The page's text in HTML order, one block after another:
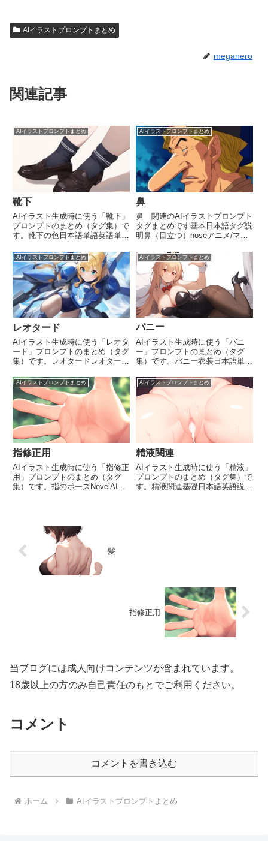
AIイラストプロンプトまとめ
meganero
関連記事
AIイラストプロンプトまとめ
靴下
AIイラスト生成時に使う「靴下」
プロンプトのまとめ（タグ集）で
す。靴下の色日本語単語英語単語
下赤い靴下red socks赤色の靴下
オレンジ色の靴下orange socksオ
レンジ色の靴下黄色い靴下ye...
AIイラストプロンプトまとめ
鼻
鼻 関連のAIイラストプロンプト
タグまとめです基本日本語タグ説
明鼻（目立つ）noseアニメ/マン
り描く（リアル寄り・存在感強
め）点鼻dot nose小さな点で鼻を
描く（アニメの超定番・最も一般
的）鼻なしno n...
AIイラストプロンプトまとめ
レオタード
AIイラスト生成時に使う「レオタ
ード」プロンプトのまとめ（タグ
集）です。レオタードレオタード
ースつで足は着ないで胴体だけレ
オタードの色日本語英語説明水色
レオタードaqua leotard水色のレ
オタード...
AIイラストプロンプトまとめ
バニー
AIイラスト生成時に使う「バニ
ー」プロンプトのまとめ（タグ
集）です。バニー衣装日本語単語
ボーイクラブのウェイトレスが着
用する伝統的な衣装。ウサギの
耳、ボディスーツ、カフス、襟が
特徴。キティスーツki...
AIイラストプロンプトまとめ
指修正用
AIイラスト生成時に使う「指修正
用」プロンプトのまとめ（タグ
集）です。指のポーズNovelAIで
態。怒りや決意を表すことが多
い。指を曲げるc...
AIイラストプロンプトまとめ
精液関連
AIイラスト生成時に使う「精液」
プロンプトのまとめ（タグ集）で
す。精液関連基礎日本語英語説明
髪
指修正用
当ブログには成人向けコンテンツが含まれています。
18歳以上の方のみ自己責任のもとでご利用ください。
コメント
コメントを書き込む
ホーム AIイラストプロンプトまとめ